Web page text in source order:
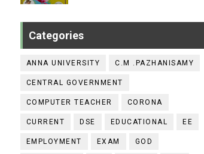
Categories
ANNA UNIVERSITY C.M .PAZHANISAMY
CENTRAL GOVERNMENT
COMPUTER TEACHER CORONA
CURRENT DSE EDUCATIONAL EE
EMPLOYMENT EXAM GOD